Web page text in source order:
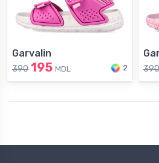
Garvalin
390 195 MDL 2 390